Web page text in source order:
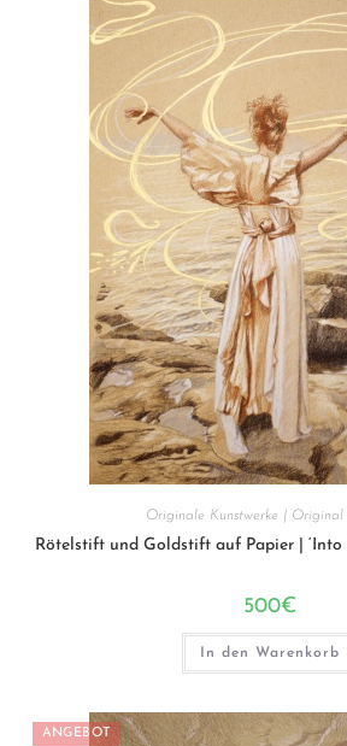
Originale Kunstwerke | Original
Rötelstift und Goldstift auf Papier | ‘Into
500€
In den Warenkorb
ANGEBOT